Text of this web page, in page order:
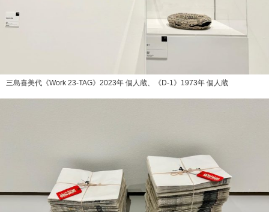
三島喜美代《Work 23-TAG》2023年 個人蔵、《D-1》1973年 個人蔵